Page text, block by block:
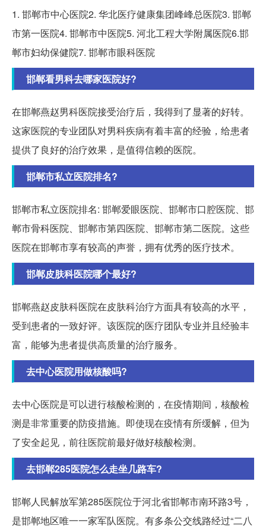
1. 邯郸市中心医院2. 华北医疗健康集团峰峰总医院3. 邯郸
市第一医院4. 邯郸市中医院5. 河北工程大学附属医院6.邯
郸市妇幼保健院7. 邯郸市眼科医院
邯郸看男科去哪家医院好?
在邯郸燕赵男科医院接受治疗后，我得到了显著的好转。
这家医院的专业团队对男科疾病有着丰富的经验，给患者
提供了良好的治疗效果，是值得信赖的医院。
邯郸市私立医院排名?
邯郸市私立医院排名: 邯郸爱眼医院、邯郸市口腔医院、邯
郸市骨科医院、邯郸市第四医院、邯郸市第二医院。这些
医院在邯郸市享有较高的声誉，拥有优秀的医疗技术。
邯郸皮肤科医院哪个最好?
邯郸燕赵皮肤科医院在皮肤科治疗方面具有较高的水平，
受到患者的一致好评。该医院的医疗团队专业并且经验丰
富，能够为患者提供高质量的治疗服务。
去中心医院用做核酸吗?
去中心医院是可以进行核酸检测的，在疫情期间，核酸检
测是非常重要的防疫措施。即使现在疫情有所缓解，但为
了安全起见，前往医院前最好做好核酸检测。
去邯郸285医院怎么走坐几路车?
邯郸人民解放军第285医院位于河北省邯郸市南环路3号，
是邯郸地区唯一一家军队医院。有多条公交线路经过“二八